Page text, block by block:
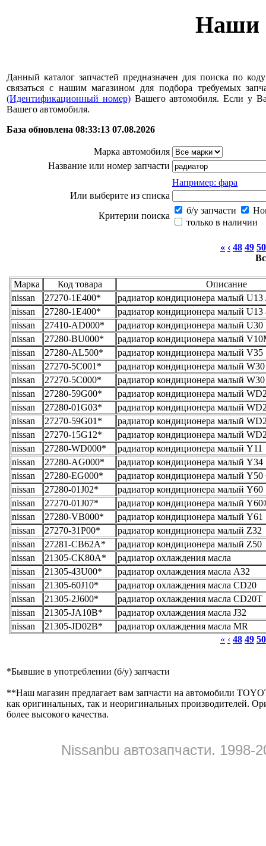
Наши
Данный каталог запчастей предназначен для поиска по
связаться с нашим магазином для подбора требуемых
(Идентификационный номер)Вашего автомобиля. Если у
Вашего автомобиля.
База обновлена 08:33:13 07.08.2026
Марка автомобиля
Название или номер запчасти
Например: фара
Или выберите из списка
Критерии поиска
б/у запчасти
только в наличии
« ‹ 48 49 50
Марка Код товара
Описание
nissan
27270-1E400*
радиатор кондиционера малый U13
nissan
27280-1E400*
радиатор кондиционера малый U13
nissan
27410-AD000*
радиатор кондиционера малый U30
nissan
27280-BU000*
радиатор кондиционера малый
nissan
27280-AL500*
радиатор кондиционера малый V35
nissan
27270-5C001*
радиатор кондиционера малый W30
nissan
27270-5C000*
радиатор кондиционера малый W30
nissan
27280-59G00*
радиатор кондиционера малый
nissan
27280-01G03*
радиатор кондиционера малый
nissan
27270-59G01*
радиатор кондиционера малый
nissan
27270-15G12*
радиатор кондиционера малый
nissan
27280-WD000*
радиатор кондиционера малый Y11
nissan
27280-AG000*
радиатор кондиционера малый Y34
nissan
27280-EG000*
радиатор кондиционера малый
nissan
27280-01J02*
радиатор кондиционера малый Y60
nissan
27270-01J07*
радиатор кондиционера малый
nissan
27280-VB000*
радиатор кондиционера малый Y61
nissan
27270-31P00*
радиатор кондиционера малый Z32
nissan
27281-CB62A*
радиатор кондиционера малый Z50
nissan
21305-CK80A*
радиатор охлаждения масла
nissan
21305-43U00*
радиатор охлаждения масла A32
nissan
21305-60J10*
радиатор охлаждения масла CD20
nissan
21305-2J600*
радиатор охлаждения масла CD20T
nissan
21305-JA10B*
радиатор охлаждения масла J32
nissan
21305-JD02B*
радиатор охлаждения масла MR
« ‹ 48 49 50
*Бывшие в употреблении (б/y) запчасти
**Наш магазин предлагает вам запчасти на автомобили
как оригинальных, так и неоригинальных производителей.
более высокого качества.
Nissanbu автозапчасти. 1998-